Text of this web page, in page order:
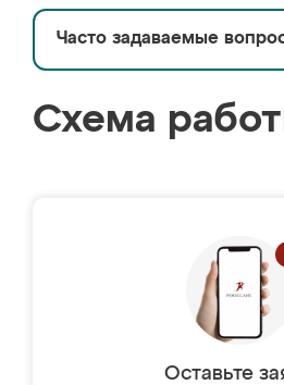
Часто задаваемые
Схема
Оставьте